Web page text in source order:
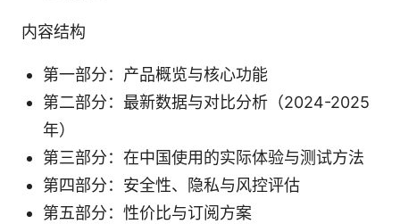
内容结构
第一部分：产品概览与核心功能
第二部分：最新数据与对比分析（2024-2025
年）
第三部分：在中国使用的实际体验与测试方法
第四部分：安全性、隐私与风控评估
第五部分：性价比与订阅方案